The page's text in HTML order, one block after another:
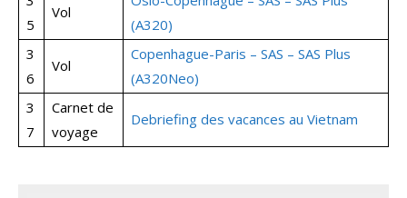
5
Vol
(A320)
3
6
Vol
Copenhague-Paris – SAS – SAS Plus
(A320Neo)
3
7
Carnet de
voyage
Debriefing des vacances au Vietnam